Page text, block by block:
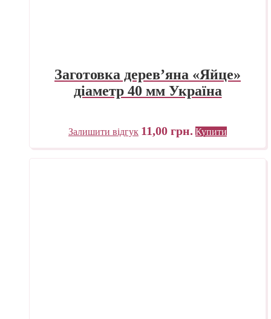
Заготовка дерев’яна «Яйце»
діаметр 40 мм Україна
Залишити відгук 11,00 грн. Купити